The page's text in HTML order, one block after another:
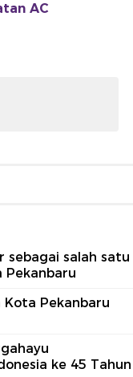
AC
sebagai salah satu
Pekanbaru
Kota Pekanbaru
ke 45 Tahun